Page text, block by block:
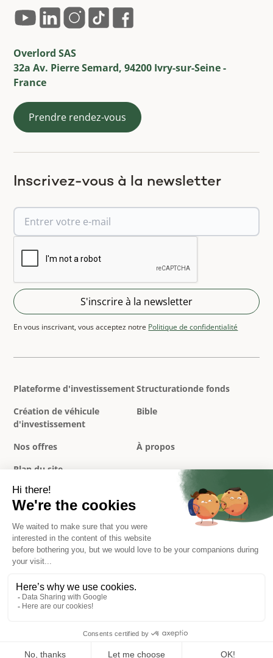
Overlord SAS
32a Av. Pierre Semard, 94200 Ivry-sur-Seine -
France
Prendre rendez-vous
Inscrivez-vous à la newsletter
En vous inscrivant, vous acceptez notre Politique de confidentialité
Plateforme d'investissementStructurationde fonds
Création de véhicule
d'investissement
Bible
Nos offres
À propos
Plan du site
Politique de confidentialité
Mentions légales
Conditions générales
Réclamations